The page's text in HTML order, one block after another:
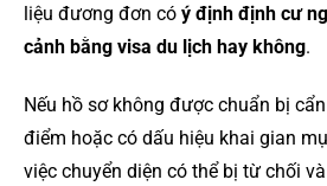
liệu đương đơn có ý định định cư
cảnh bằng visa du lịch hay không.
Nếu hồ sơ không được chuẩn bị
điểm hoặc có dấu hiệu khai gian
việc chuyển diện có thể bị từ chối